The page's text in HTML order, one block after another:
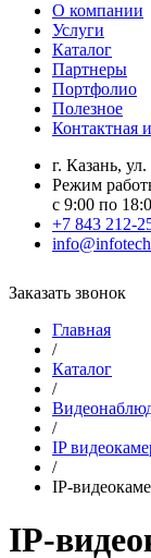
О компании
Услуги
Каталог
Партнеры
Портфолио
Полезное
Контактная
г. Казань,
Режим
с 9:00 по
+7 843 212-
Заказать звонок
Главная
/
Каталог
/
/
IP
/
IP-
IP-